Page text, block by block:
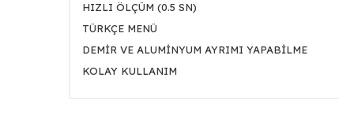
HIZLI ÖLÇÜM (0.5 SN)
TÜRKÇE MENÜ
DEMİR VE ALUMİNYUM AYRIMI YAPABİLME
KOLAY KULLANIM